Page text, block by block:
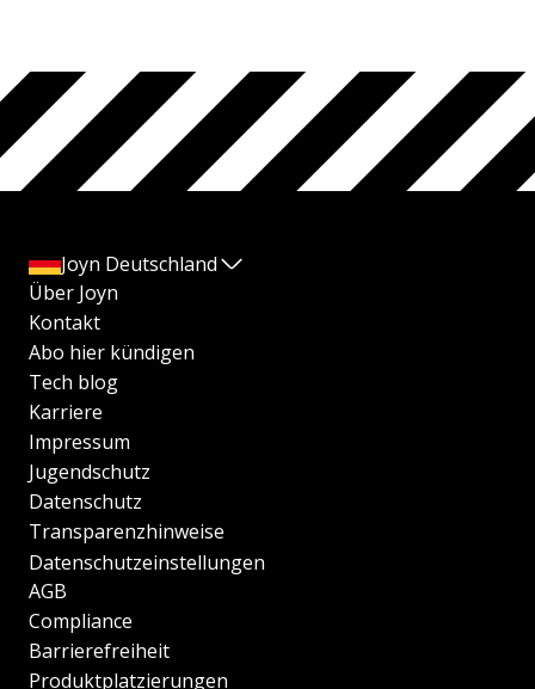
Joyn Deutschland
Über Joyn
Kontakt
Abo hier kündigen
Tech blog
Karriere
Impressum
Jugendschutz
Datenschutz
Transparenzhinweise
Datenschutzeinstellungen
AGB
Compliance
Barrierefreiheit
Produktplatzierungen